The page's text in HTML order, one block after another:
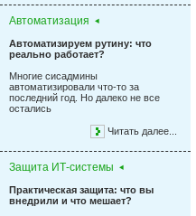
Автоматизация
Автоматизируем рутину: что
реально работает?
Многие сисадмины
автоматизировали что-то за
последний год. Но далеко не все
остались
Читать далее...
Защита ИТ-системы
Практическая защита: что вы
внедрили и что мешает?